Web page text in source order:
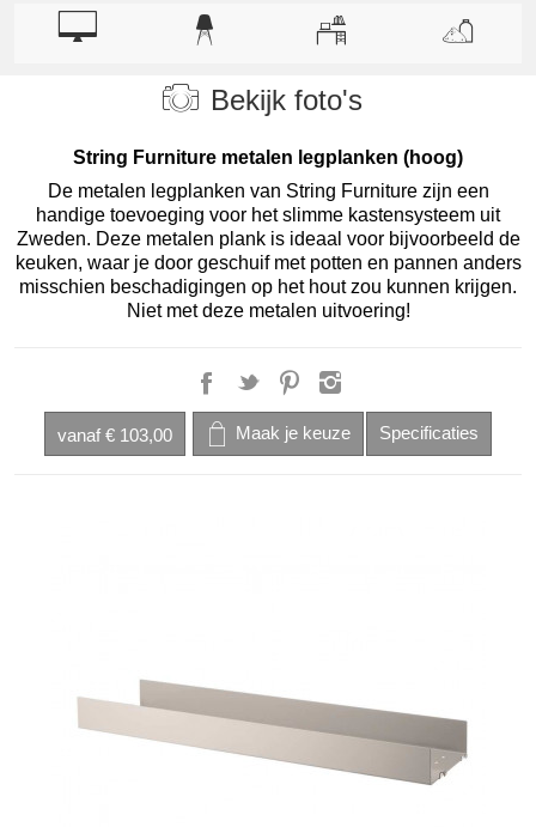
Bekijk foto's
String Furniture metalen legplanken (hoog)
De metalen legplanken van String Furniture zijn een
handige toevoeging voor het slimme kastensysteem uit
Zweden. Deze metalen plank is ideaal voor bijvoorbeeld de
keuken, waar je door geschuif met potten en pannen anders
misschien beschadigingen op het hout zou kunnen krijgen.
Niet met deze metalen uitvoering!
vanaf € 103,00